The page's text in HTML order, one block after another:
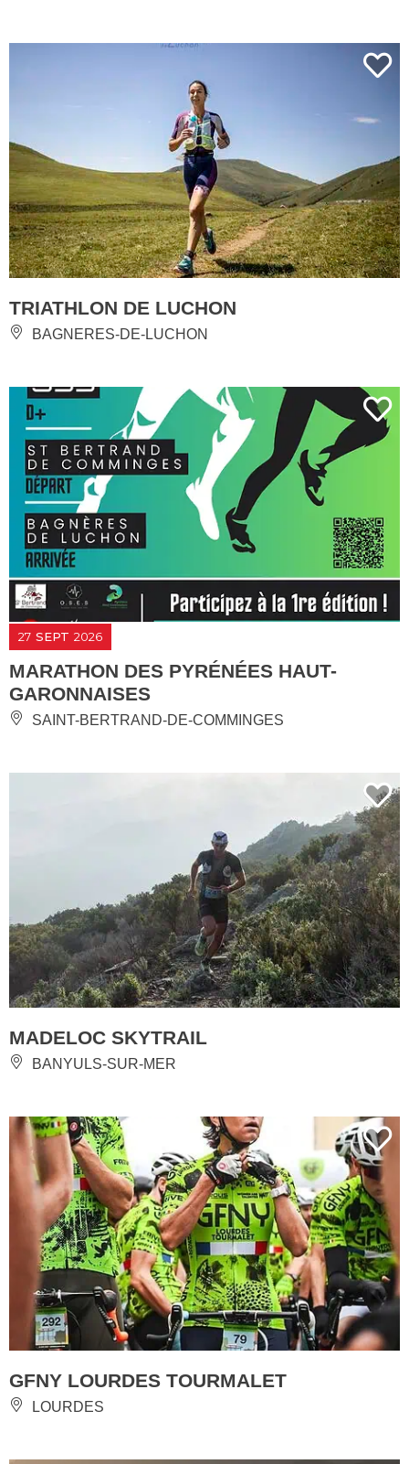
TRIATHLON DE LUCHON
BAGNERES-DE-LUCHON
27 SEPT 2026
MARATHON DES PYRÉNÉES HAUT-
GARONNAISES
SAINT-BERTRAND-DE-COMMINGES
MADELOC SKYTRAIL
BANYULS-SUR-MER
GFNY LOURDES TOURMALET
LOURDES